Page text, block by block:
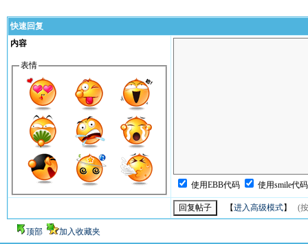
快速回复
内容
表情
使用EBB代码 使用smile代
【进入高级模式】 (
顶部 加入收藏夹